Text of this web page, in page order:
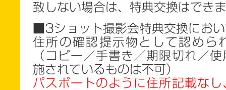
致しない場合は、特典交換はでき
■3ショット撮影会特典交換にお
住所の確認提示物として認めら
（コピー／手書き／期限切れ／
施されているものは不可）
パスポートのように住所記載な